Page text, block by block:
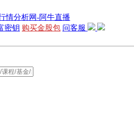
密钥 购买金股包 问客服